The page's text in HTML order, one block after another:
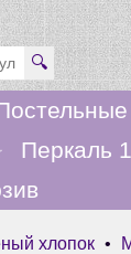
🔍
Перкаль
хлопок •